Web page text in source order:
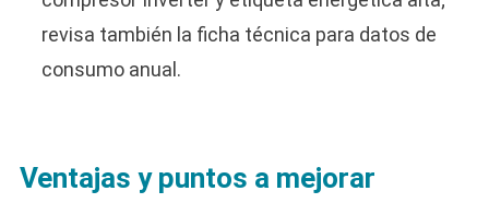
revisa también la ficha técnica para datos de
consumo anual.
Ventajas y puntos a mejorar